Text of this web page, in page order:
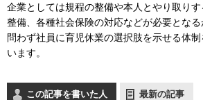
企業としては規程の整備や本人とやり取り
整備、各種社会保険の対応などが必要とな
問わず社員に育児休業の選択肢を示せる体
います。
この記事を書いた人 最新の記事